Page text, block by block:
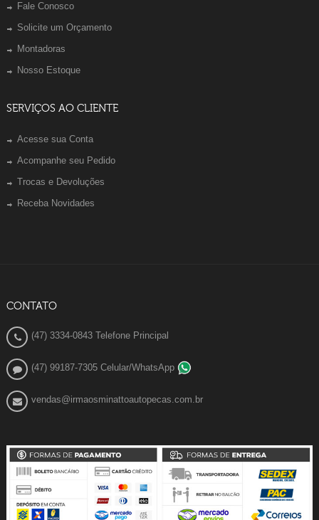
Fale Conosco
Solicite um Orçamento
Montadoras
Nosso Estoque
SERVIÇOS AO CLIENTE
Acesse sua Conta
Acompanhe seu Pedido
Trocas e Devoluções
Receba Novidades
CONTATO
(47) 3334-0843 Telefone Principal
(47) 99187-7305 Celular/WhatsApp
vendas@irmaosminattoautopecas.com.br